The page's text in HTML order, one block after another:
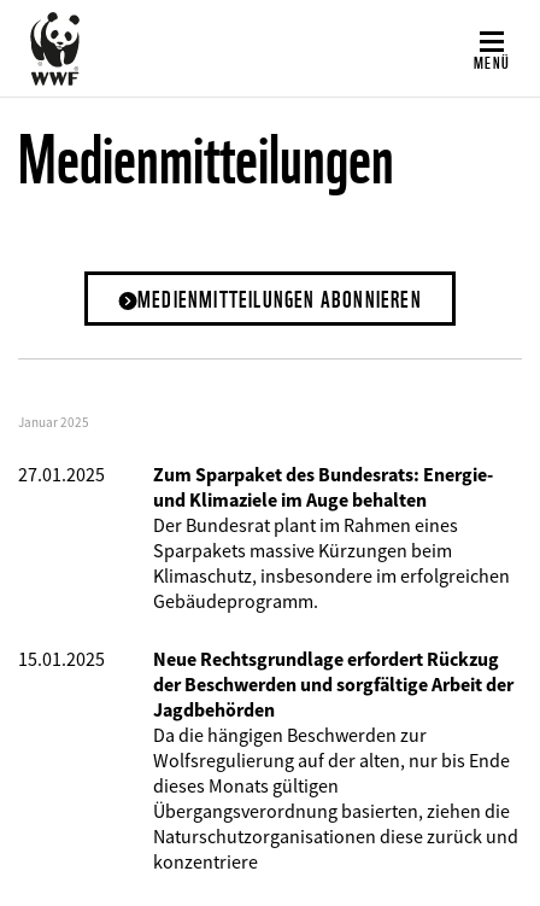
Direkt
zum
Inhalt
MENÜ
Medienmitteilungen
MEDIENMITTEILUNGEN ABONNIEREN
Januar 2025
27.01.2025
Zum Sparpaket des Bundesrats: Energie-
und Klimaziele im Auge behalten
Der Bundesrat plant im Rahmen eines
Sparpakets massive Kürzungen beim
Klimaschutz, insbesondere im erfolgreichen
Gebäudeprogramm.
15.01.2025
Neue Rechtsgrundlage erfordert Rückzug
der Beschwerden und sorgfältige Arbeit der
Jagdbehörden
Da die hängigen Beschwerden zur
Wolfsregulierung auf der alten, nur bis Ende
dieses Monats gültigen
Übergangsverordnung basierten, ziehen die
Naturschutzorganisationen diese zurück und
konzentriere